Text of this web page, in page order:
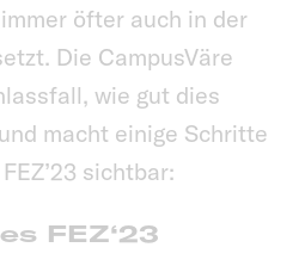
öfter auch in der
Die CampusVäre
wie gut dies
macht einige Schritte
sichtbar:
FEZ‘23